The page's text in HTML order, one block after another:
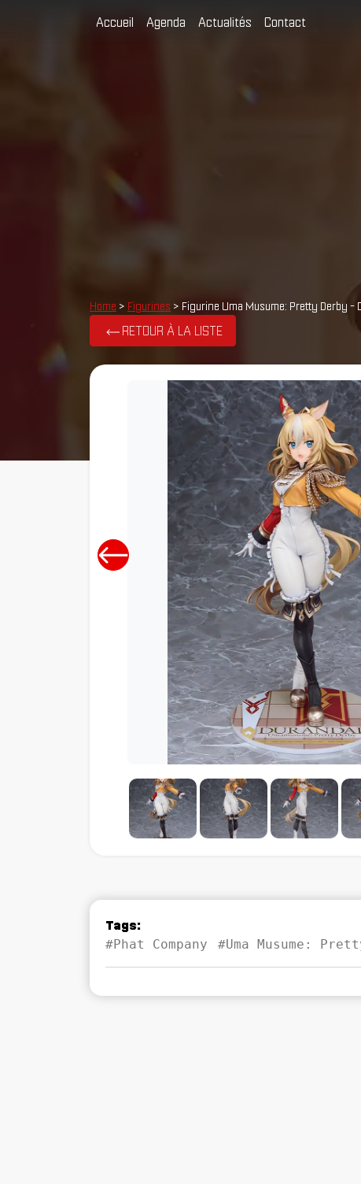
Accueil Agenda Actualités Contact
Home > Figurines > Figurine Uma Musume: Pretty Derby -
RETOUR À LA LISTE
Tags:
#Phat Company #Uma Musume: